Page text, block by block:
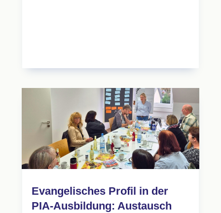
Evangelisches Profil in der
PIA-Ausbildung: Austausch